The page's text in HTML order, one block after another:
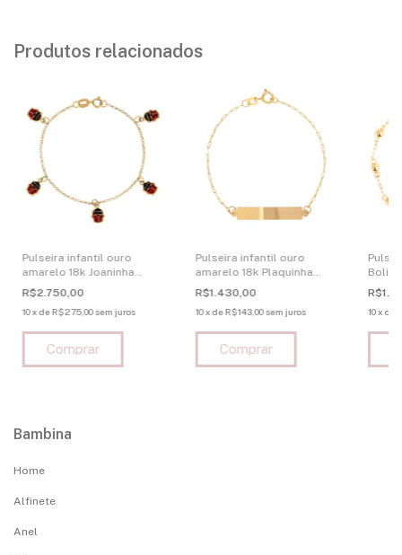
Produtos relacionados
Pulseira infantil ouro
amarelo 18k Joaninha
Esmaltada
R$2.750,00
10xdeR$275,00sem juros
Pulseira infantil ouro
amarelo 18k Plaquinha
Personalizada
R$1.430,00
10 xdeR$143,00 sem juros 10x de
Bambina
Home
Alfinete
Anel